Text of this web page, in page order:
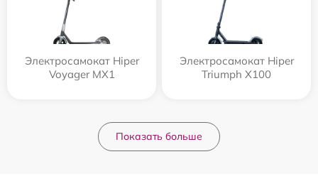
Электросамокат Hiper
Voyager MX1
Электросамокат Hiper
Triumph X100
Показать больше